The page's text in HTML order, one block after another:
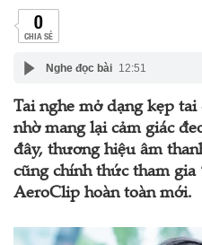
0
CHIA SẺ
Nghe đọc bài 12:51
Tai nghe mở dạng kẹp
nhờ mang lại cảm giác
đây, thương hiệu âm
cũng chính thức tham gia
AeroClip hoàn toàn mới.